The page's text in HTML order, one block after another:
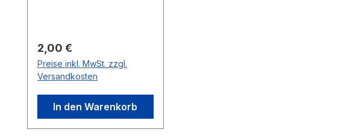
Regulärer Preis:
2,00 €
Preise inkl. MwSt. zzgl.
Versandkosten
In den Warenkorb